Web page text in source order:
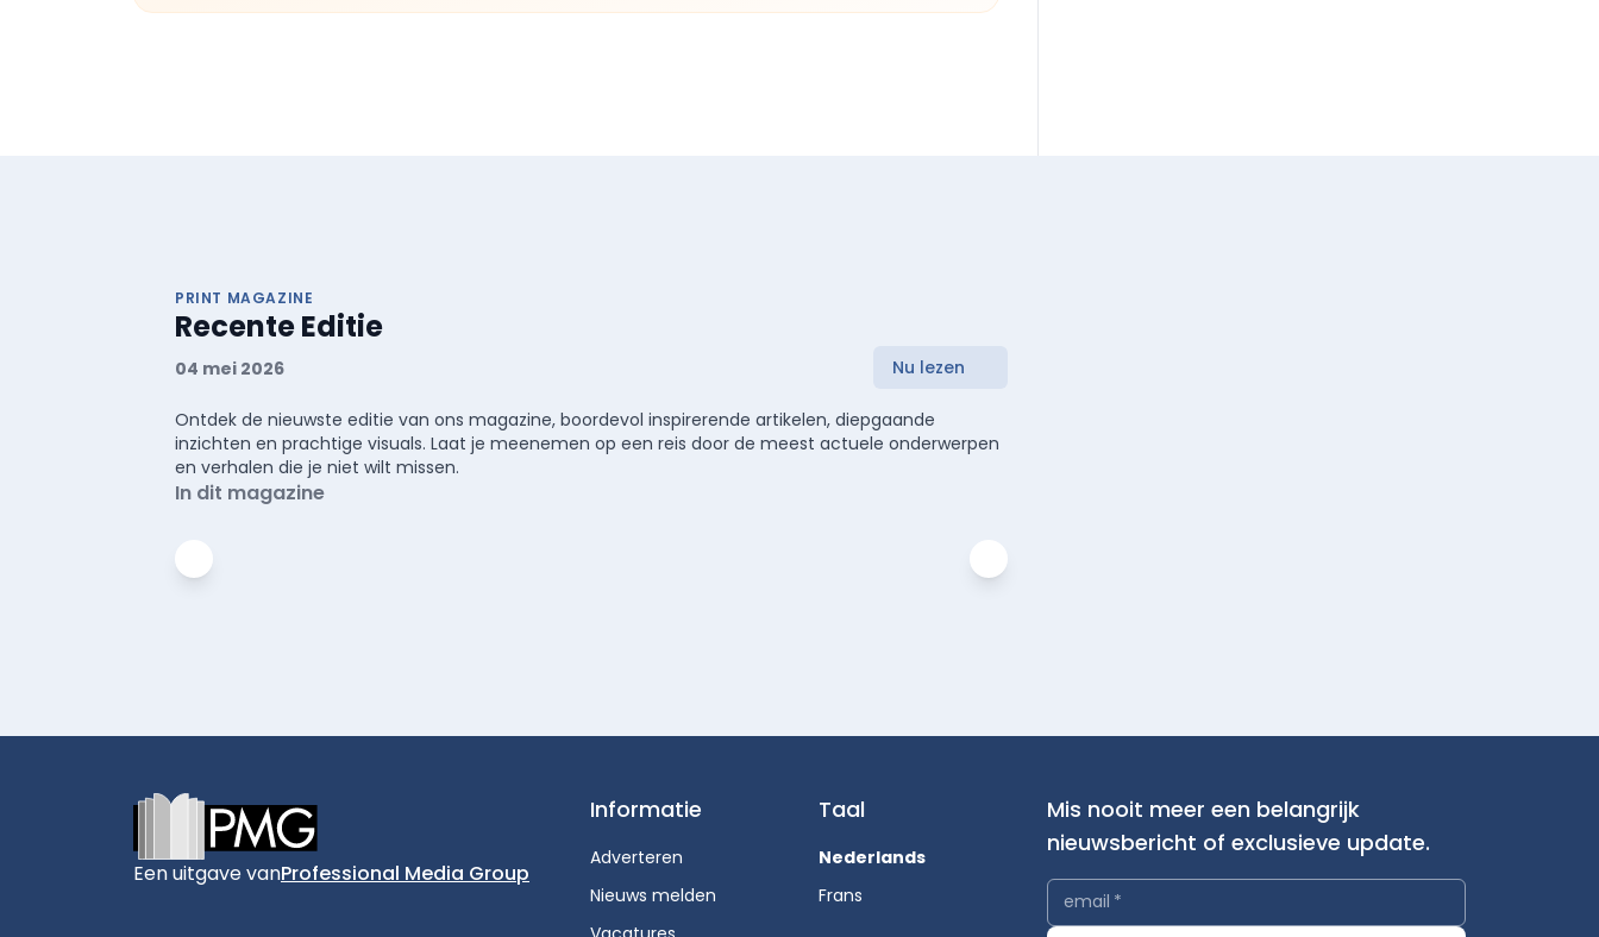
PRINT MAGAZINE
Recente Editie
04 mei 2026 Nu lezen
Ontdek de nieuwste editie van ons magazine, boordevol inspirerende artikelen, diepgaande
inzichten en prachtige visuals. Laat je meenemen op een reis door de meest actuele onderwerpen
en verhalen die je niet wilt missen.
In dit magazine
Een uitgave vanProfessional Media Group
Informatie
Adverteren
Nieuws melden
Taal
Nederlands
Frans
Mis nooit meer een belangrijk
nieuwsbericht of exclusieve update.
email *